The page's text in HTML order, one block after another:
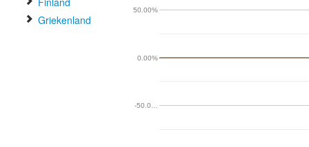
Griekenland
-50.0…
0.00%
50.00%